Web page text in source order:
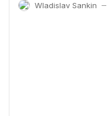
Wladislav Sankin —